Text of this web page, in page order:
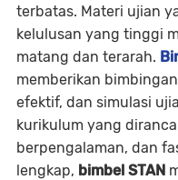
terbatas. Materi ujian
kelulusan yang tinggi
matang dan terarah.
memberikan
efektif, dan simulasi
kurikulum yang
berpengalaman, dan
lengkap, bimbel STAN